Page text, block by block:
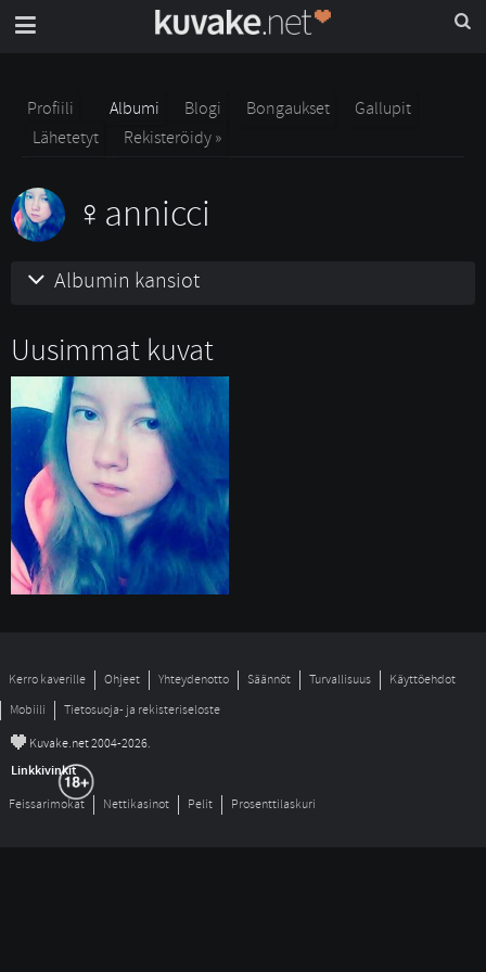
Profiili Albumi Blogi Bongaukset
Gallupit
Lähetetyt
Rekisteröidy »
annicci
Albumin kansiot
Uusimmat kuvat
Kerro kaverille Ohjeet Yhteydenotto Säännöt Turvallisuus
Käyttöehdot
Mobiili
Tietosuoja- ja rekisteriseloste
© Kuvake.net 2004-2026.
Linkkivinkit
Feissarimokat Nettikasinot Pelit Prosenttilaskuri